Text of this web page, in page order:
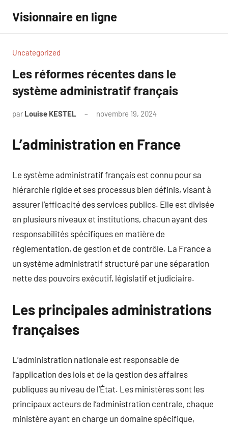
contenu
Visionnaire en ligne
Uncategorized
Les réformes récentes dans le
système administratif français
par Louise KESTEL novembre 19, 2024
L’administration en France
Le système administratif français est connu pour sa
hiérarchie rigide et ses processus bien définis, visant à
assurer l’efficacité des services publics. Elle est divisée
en plusieurs niveaux et institutions, chacun ayant des
responsabilités spécifiques en matière de
réglementation, de gestion et de contrôle. La France a
un système administratif structuré par une séparation
nette des pouvoirs exécutif, législatif et judiciaire.
Les principales administrations
françaises
L’administration nationale est responsable de
l’application des lois et de la gestion des affaires
publiques au niveau de l’État. Les ministères sont les
principaux acteurs de l’administration centrale, chaque
ministère ayant en charge un domaine spécifique,